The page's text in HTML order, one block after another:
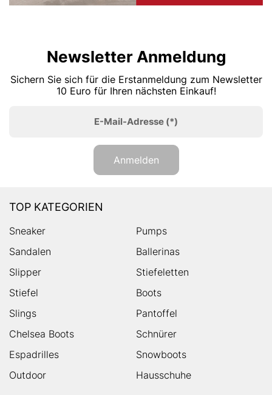
Newsletter Anmeldung
Sichern Sie sich für die Erstanmeldung zum Newsletter
10 Euro für Ihren nächsten Einkauf!
E-Mail-Adresse (*)
Anmelden
TOP KATEGORIEN
Sneaker
Pumps
Sandalen
Ballerinas
Slipper
Stiefeletten
Stiefel
Boots
Slings
Pantoffel
Chelsea Boots
Schnürer
Espadrilles
Snowboots
Outdoor
Hausschuhe